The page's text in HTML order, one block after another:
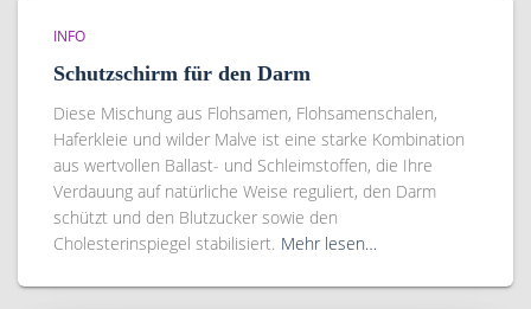
INFO
Schutzschirm für den Darm
Diese Mischung aus Flohsamen, Flohsamenschalen,
Haferkleie und wilder Malve ist eine starke Kombination
aus wertvollen Ballast- und Schleimstoffen, die Ihre
Verdauung auf natürliche Weise reguliert, den Darm
schützt und den Blutzucker sowie den
Cholesterinspiegel stabilisiert. Mehr lesen…